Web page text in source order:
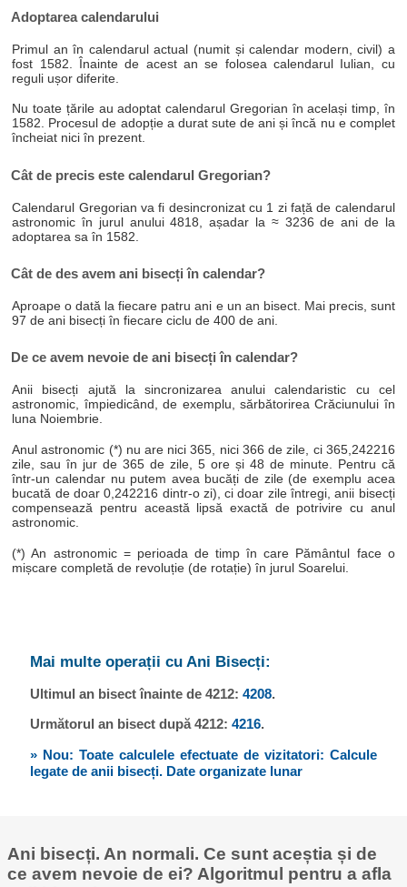
Adoptarea calendarului
Primul an în calendarul actual (numit și calendar modern, civil) a
fost 1582. Înainte de acest an se folosea calendarul Iulian, cu
reguli ușor diferite.
Nu toate țările au adoptat calendarul Gregorian în același timp, în
1582. Procesul de adopție a durat sute de ani și încă nu e complet
încheiat nici în prezent.
Cât de precis este calendarul Gregorian?
Calendarul Gregorian va fi desincronizat cu 1 zi față de calendarul
astronomic în jurul anului 4818, așadar la ≈ 3236 de ani de la
adoptarea sa în 1582.
Cât de des avem ani bisecți în calendar?
Aproape o dată la fiecare patru ani e un an bisect. Mai precis, sunt
97 de ani bisecți în fiecare ciclu de 400 de ani.
De ce avem nevoie de ani bisecți în calendar?
Anii bisecți ajută la sincronizarea anului calendaristic cu cel
astronomic, împiedicând, de exemplu, sărbătorirea Crăciunului în
luna Noiembrie.
Anul astronomic (*) nu are nici 365, nici 366 de zile, ci 365,242216
zile, sau în jur de 365 de zile, 5 ore și 48 de minute. Pentru că
într-un calendar nu putem avea bucăți de zile (de exemplu acea
bucată de doar 0,242216 dintr-o zi), ci doar zile întregi, anii bisecți
compensează pentru această lipsă exactă de potrivire cu anul
astronomic.
(*) An astronomic = perioada de timp în care Pământul face o
mișcare completă de revoluție (de rotație) în jurul Soarelui.
Mai multe operații cu Ani Bisecți:
Ultimul an bisect înainte de 4212: 4208.
Următorul an bisect după 4212: 4216.
» Nou: Toate calculele efectuate de vizitatori: Calcule
legate de anii bisecți. Date organizate lunar
Ani bisecți. An normali. Ce sunt aceștia și de
ce avem nevoie de ei? Algoritmul pentru a afla